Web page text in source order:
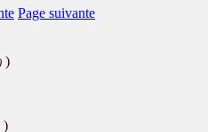
Page suivante
)
)